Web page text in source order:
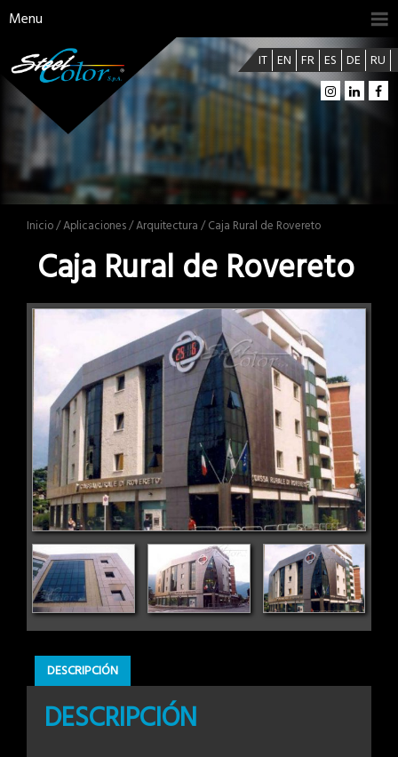
Menu
IT EN FR ES DE RU
Inicio/Aplicaciones/Arquitectura / Caja Rural de Rovereto
Caja Rural de Rovereto
DESCRIPCIÓN
DESCRIPCIÓN